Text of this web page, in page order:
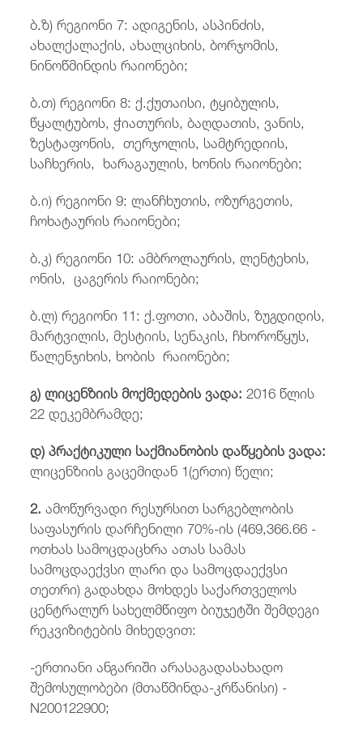
ბ.ზ) რეგიონი 7: ადიგენის, ასპინძის,
ახალქალაქის, ახალციხის, ბორჯომის,
ნინოწმინდის რაიონები;
ბ.თ) რეგიონი 8: ქ.ქუთაისი, ტყიბულის,
წყალტუბოს, ჭიათურის, ბაღდათის, ვანის,
ზესტაფონის, თერჯოლის, სამტრედიის,
საჩხერის, ხარაგაულის, ხონის რაიონები;
ბ.ი) რეგიონი 9: ლანჩხუთის, ოზურგეთის,
ჩოხატაურის რაიონები;
ბ.კ) რეგიონი 10: ამბროლაურის, ლენტეხის,
ონის, ცაგერის რაიონები;
ბ.ლ) რეგიონი 11: ქ.ფოთი, აბაშის, ზუგდიდის,
მარტვილის, მესტიის, სენაკის, ჩხოროწყუს,
წალენჯიხის, ხობის რაიონები;
გ) ლიცენზიის მოქმედების ვადა:2016 წლის
22 დეკემბრამდე;
დ) პრაქტიკული საქმიანობის დაწყების ვადა:
ლიცენზიის გაცემიდან 1(ერთი) წელი;
2.ამოწურვადი რესურსით სარგებლობის
საფასურის დარჩენილი 70%-ის (469,366.66 -
ოთხას სამოცდაცხრა ათას სამას
სამოცდაექვსი ლარი და სამოცდაექვსი
თეთრი) გადახდა მოხდეს საქართველოს
ცენტრალურ სახელმწიფო ბიუჯეტში შემდეგი
რეკვიზიტების მიხედვით:
-ერთიანი ანგარიში არასაგადასახადო
შემოსულობები (მთაწმინდა-კრწანისი) -
N200122900;